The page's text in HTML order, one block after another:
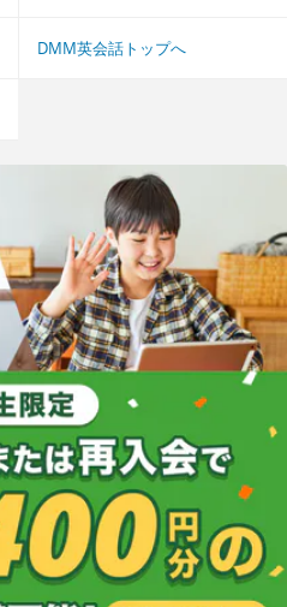
DMM英会話トップへ